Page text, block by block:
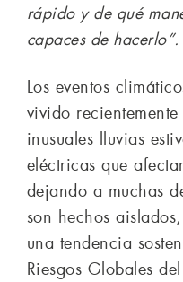
rápido y de qué
capaces de hacerlo”.
Los eventos
vivido
inusuales lluvias
eléctricas que
dejando a muchas
son hechos
una tendencia
Riesgos Globales